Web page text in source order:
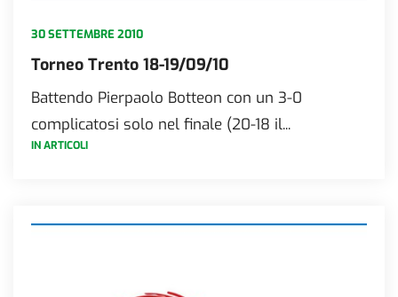
30 SETTEMBRE 2010
Torneo Trento 18-19/09/10
Battendo Pierpaolo Botteon con un 3-0
complicatosi solo nel finale (20-18 il...
IN ARTICOLI